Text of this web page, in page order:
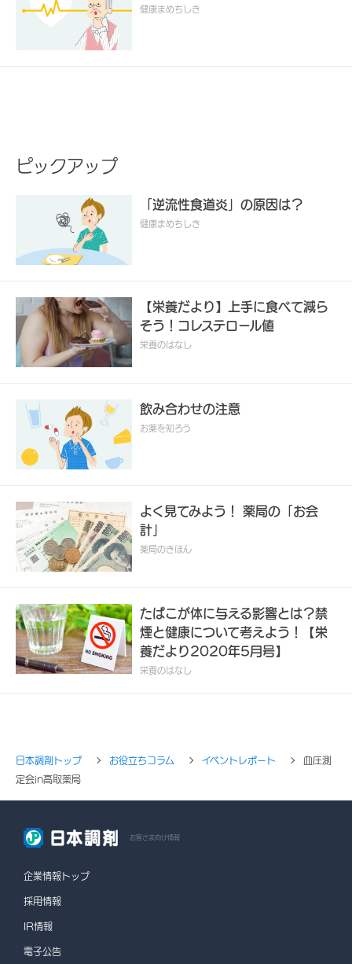
健康まめちしき
ピックアップ
「逆流性食道炎」の原因は？
健康まめちしき
【栄養だより】上手に食べて減ら
そう！コレステロール値
栄養のはなし
飲み合わせの注意
お薬を知ろう
よく見てみよう！ 薬局の「お会
計」
薬局のきほん
たばこが体に与える影響とは？禁
煙と健康について考えよう！【栄
養だより2020年5月号】
栄養のはなし
日本調剤トップ お役立ちコラム イベントレポート
血圧測
定会in高取薬局
お客さま向け情報
企業情報トップ
採用情報
IR情報
電子公告